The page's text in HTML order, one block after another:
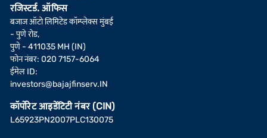
रजिस्टर्ड. ऑफिस
बजाज ऑटो लिमिटेड कॉम्प्लेक्स मुंबई
- पुणे रोड,
पुणे - 411035 MH (IN)
फोन नंबर: 020 7157-6064
ईमेल ID:
investors@bajajfinserv.IN
कॉर्पोरेट आइडेंटिटी नंबर (CIN)
L65923PN2007PLC130075